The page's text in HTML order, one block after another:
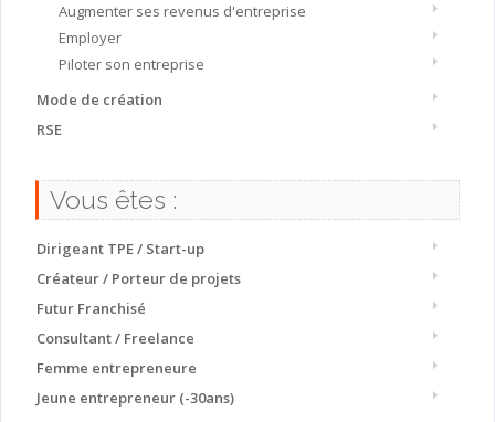
Augmenter ses revenus d'entreprise
Employer
Piloter son entreprise
Mode de création
RSE
Vous êtes :
Dirigeant TPE / Start-up
Créateur / Porteur de projets
Futur Franchisé
Consultant / Freelance
Femme entrepreneure
Jeune entrepreneur (-30ans)